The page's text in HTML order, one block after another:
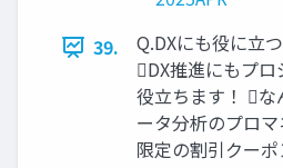
39.
Q.DXにも役に立
DX推進にもプ
役立ちます！ 
ータ分析のプロ
限定の割引クー